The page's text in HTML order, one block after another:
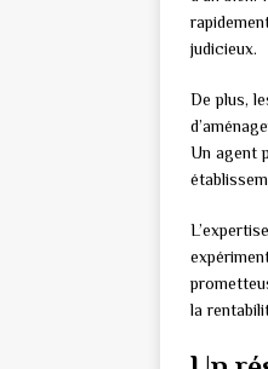
judicieux.
De plus,
Un agent
la